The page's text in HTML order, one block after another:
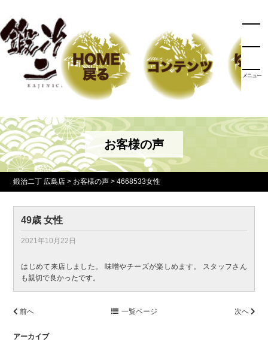
メニュー
お客様の声
鍛治二丁 広島店 > お客様の声 >4668533女性
49歳 女性
2021年10月22日
はじめて来店しました。 味噌やチーズが楽しめます。 スタッフさん
も親切で良かったです。
前へ 一覧ページ 次へ
アーカイブ